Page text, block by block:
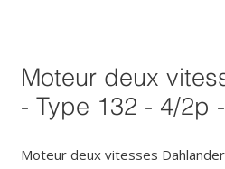
Moteur deux
- Type 132 - 4/2p
Moteur deux vitesses